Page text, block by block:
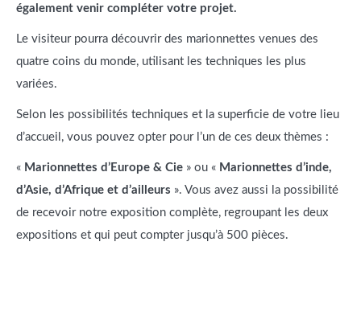
également venir compléter votre projet.
Le visiteur pourra découvrir des marionnettes venues des
quatre coins du monde, utilisant les techniques les plus
variées.
Selon les possibilités techniques et la superficie de votre lieu
d’accueil, vous pouvez opter pour l’un de ces deux thèmes :
« Marionnettes d’Europe & Cie » ou « Marionnettes d’inde,
d’Asie, d’Afrique et d’ailleurs ». Vous avez aussi la possibilité
de recevoir notre exposition complète, regroupant les deux
expositions et qui peut compter jusqu’à 500 pièces.